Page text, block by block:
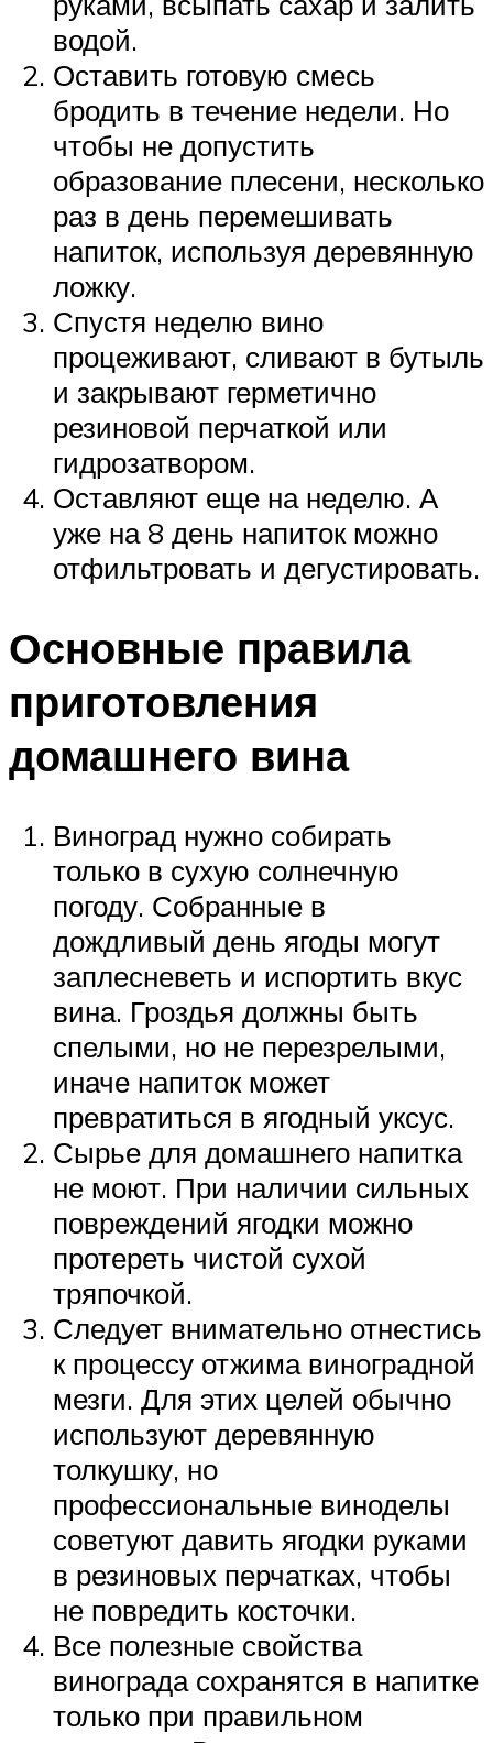
водой.
Оставить готовую смесь
бродить в течение недели. Но
чтобы не допустить
образование плесени, несколько
раз в день перемешивать
напиток, используя деревянную
ложку.
Спустя неделю вино
процеживают, сливают в бутыль
и закрывают герметично
резиновой перчаткой или
гидрозатвором.
Оставляют еще на неделю. А
уже на 8 день напиток можно
отфильтровать и дегустировать.
Основные правила
приготовления
домашнего вина
Виноград нужно собирать
только в сухую солнечную
погоду. Собранные в
дождливый день ягоды могут
заплесневеть и испортить вкус
вина. Гроздья должны быть
спелыми, но не перезрелыми,
иначе напиток может
превратиться в ягодный уксус.
Сырье для домашнего напитка
не моют. При наличии сильных
повреждений ягодки можно
протереть чистой сухой
тряпочкой.
Следует внимательно отнестись
к процессу отжима виноградной
мезги. Для этих целей обычно
используют деревянную
толкушку, но
профессиональные виноделы
советуют давить ягодки руками
в резиновых перчатках, чтобы
не повредить косточки.
Все полезные свойства
винограда сохранятся в напитке
только при правильном